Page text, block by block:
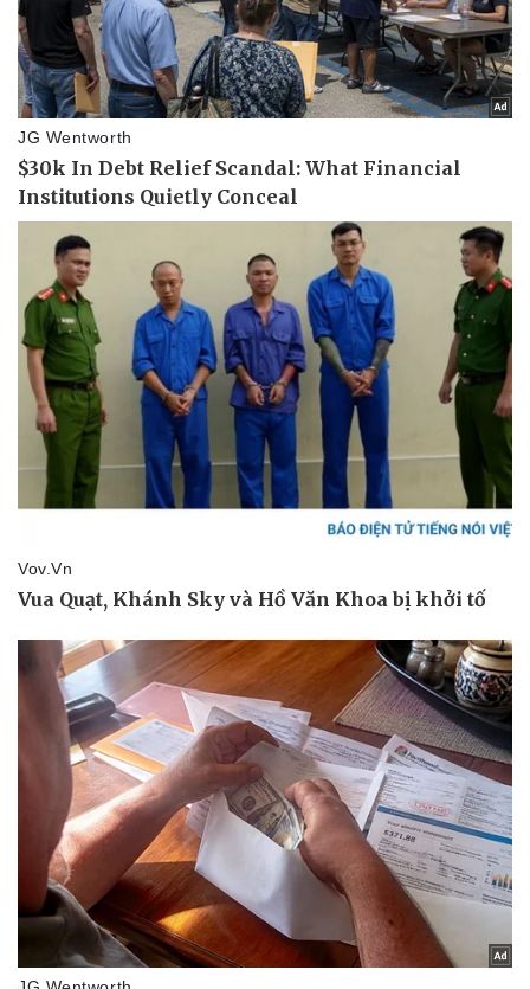
Thể thao
Bóng đá
Lịch thi đấu bóng đá
Thế giới thể thao
eSports
Hậu trường
Ô tô - Xe máy
Ô tô
Tư vấn